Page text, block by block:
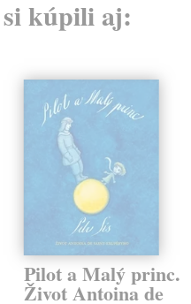
kúpili aj:
Pilot a Malý princ.
Život Antoina de